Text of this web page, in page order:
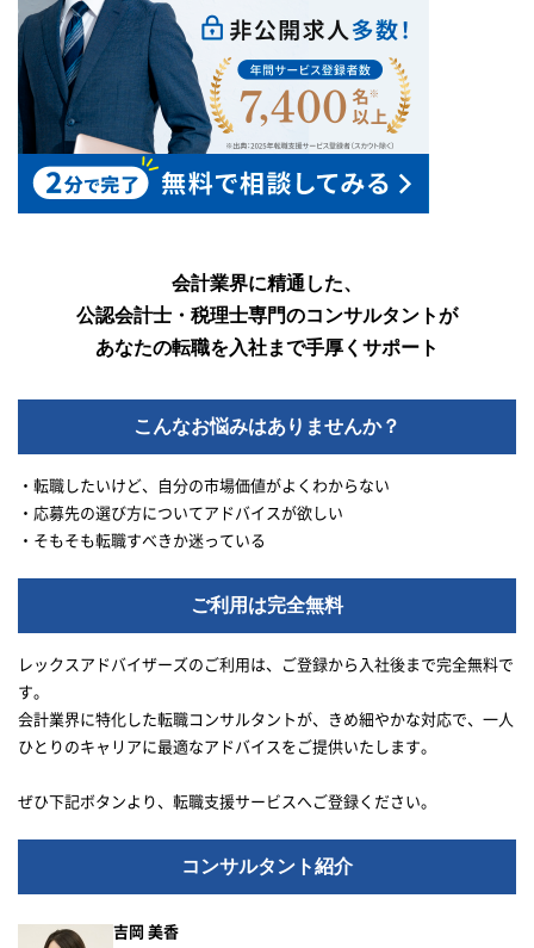
会計業界に精通した、
公認会計士・税理士専門のコンサルタントが
あなたの転職を入社まで手厚くサポート
こんなお悩みはありませんか？
・転職したいけど、自分の市場価値がよくわからない
・応募先の選び方についてアドバイスが欲しい
・そもそも転職すべきか迷っている
ご利用は完全無料
レックスアドバイザーズのご利用は、ご登録から入社後まで完全無料で
す。
会計業界に特化した転職コンサルタントが、きめ細やかな対応で、一人
ひとりのキャリアに最適なアドバイスをご提供いたします。
ぜひ下記ボタンより、転職支援サービスへご登録ください。
コンサルタント紹介
吉岡 美香